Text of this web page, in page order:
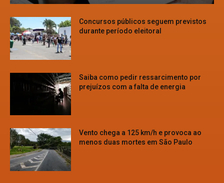
Concursos públicos seguem previstos
durante período eleitoral
Saiba como pedir ressarcimento por
prejuízos com a falta de energia
Vento chega a 125 km/h e provoca ao
menos duas mortes em São Paulo